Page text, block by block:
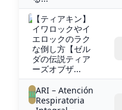
【ティアキン】
イワロックやイ
エロックのラク
な倒し方【ゼル
ダの伝説ティア
ーズオブザ...
ARI – Atención
Respiratoria